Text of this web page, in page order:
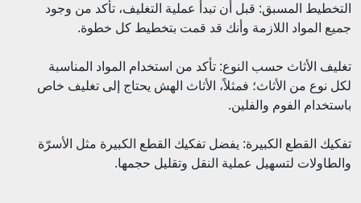
التخطيط المسبق: قبل أن تبدأ عملية التغليف، تأكد من وجود
جميع المواد اللازمة وأنك قد قمت بتخطيط كل خطوة.
تغليف الأثاث حسب النوع: تأكد من استخدام المواد المناسبة
لكل نوع من الأثاث؛ فمثلاً، الأثاث الهش يحتاج إلى تغليف خاص
باستخدام الفوم والفلين.
تفكيك القطع الكبيرة: يفضل تفكيك القطع الكبيرة مثل الأسرّة
والطاولات لتسهيل عملية النقل وتقليل حجمها.